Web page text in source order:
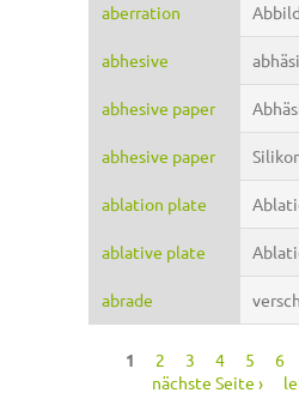
aberration
abhesive
abhesive paper
abhesive paper
ablation plate
ablative plate
abrade
1 2 3 4 5 6
nächste Seite ›